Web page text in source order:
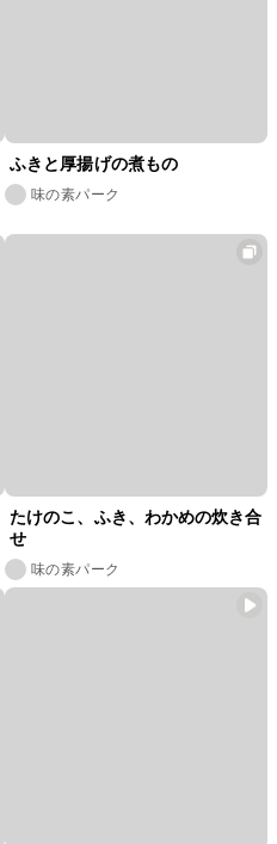
ふきと厚揚げの煮もの
味の素パーク
たけのこ、ふき、わかめの炊き合
せ
味の素パーク